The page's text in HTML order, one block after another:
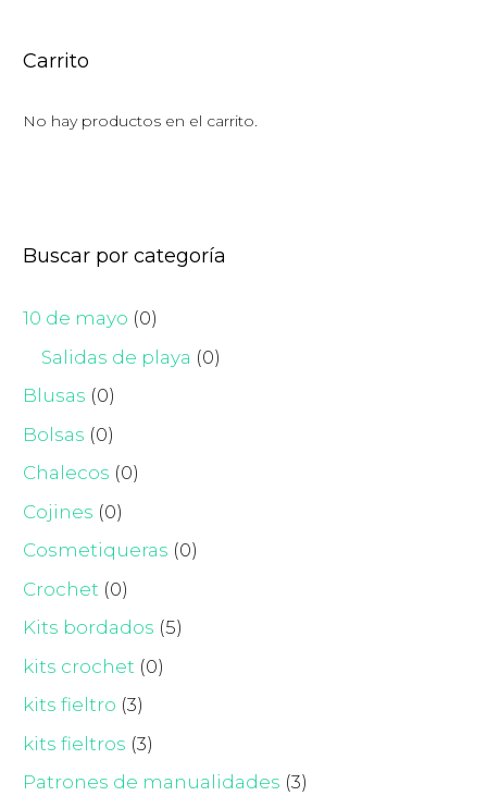
Carrito
No hay productos en el carrito.
Buscar por categoría
10 de mayo (0)
Salidas de playa (0)
Blusas (0)
Bolsas (0)
Chalecos (0)
Cojines (0)
Cosmetiqueras (0)
Crochet (0)
Kits bordados (5)
kits crochet (0)
kits fieltro (3)
kits fieltros (3)
Patrones de manualidades (3)